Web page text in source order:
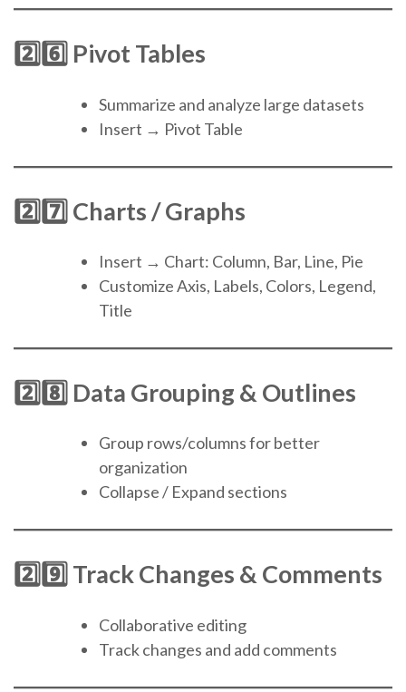
2️⃣6️⃣ Pivot Tables
Summarize and analyze large datasets
Insert → Pivot Table
2️⃣7️⃣ Charts / Graphs
Insert → Chart: Column, Bar, Line, Pie
Customize Axis, Labels, Colors, Legend,
Title
2️⃣8️⃣ Data Grouping & Outlines
Group rows/columns for better
organization
Collapse / Expand sections
2️⃣9️⃣ Track Changes & Comments
Collaborative editing
Track changes and add comments